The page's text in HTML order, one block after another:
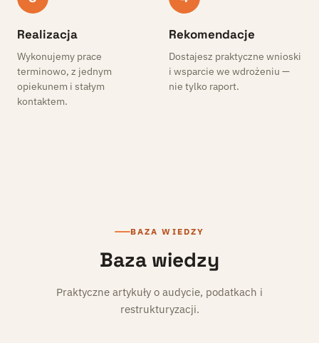
Realizacja
Wykonujemy prace
terminowo, z jednym
opiekunem i stałym
kontaktem.
Rekomendacje
Dostajesz praktyczne wnioski
i wsparcie we wdrożeniu —
nie tylko raport.
BAZA WIEDZY
Baza wiedzy
Praktyczne artykuły o audycie, podatkach i
restrukturyzacji.